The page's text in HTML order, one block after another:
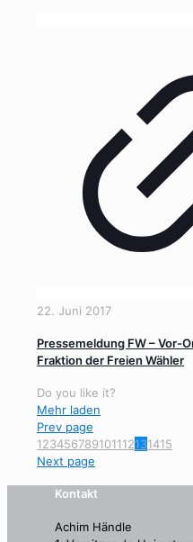
22. Juni 2017
Pressemeldung FW – Vor-
Fraktion der Freien Wähler
Do you like it?
Mehr laden
Prev page
123456789101112131415
Next page
Kontakt
Achim Händle